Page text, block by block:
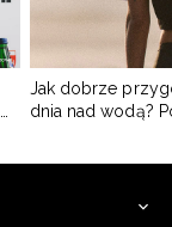
Jak dobrze
dnia nad wodą?